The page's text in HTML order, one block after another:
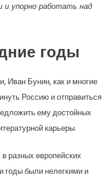
упорно работать над
годы
Иван Бунин, как и многие
Россию и отправиться
ему достойных
карьеры.
разных европейских
годы были нелегкими и